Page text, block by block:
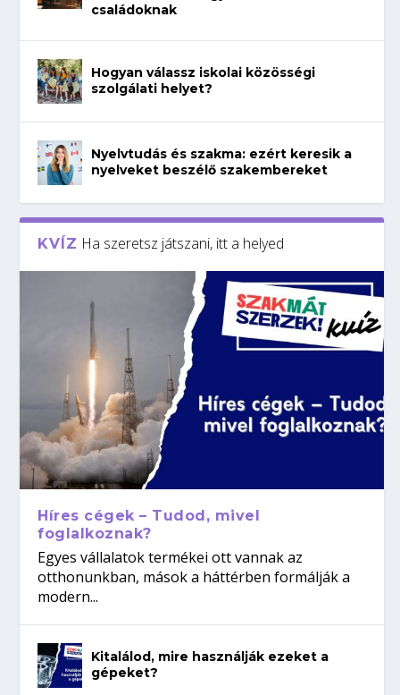
családoknak
Hogyan válassz iskolai közösségi
szolgálati helyet?
Nyelvtudás és szakma: ezért keresik a
nyelveket beszélő szakembereket
KVÍZ Ha szeretsz játszani, itt a helyed
Híres cégek – Tudod, mivel
foglalkoznak?
Egyes vállalatok termékei ott vannak az
otthonunkban, mások a háttérben formálják a
modern...
Kitalálod, mire használják ezeket a
gépeket?